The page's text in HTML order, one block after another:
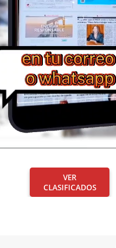
VER
CLASIFICADOS